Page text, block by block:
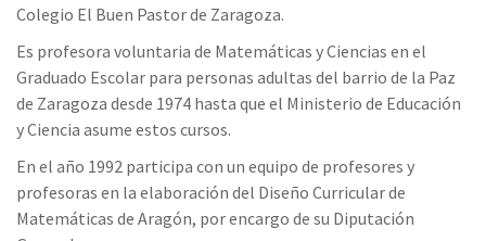
Colegio El Buen Pastor de Zaragoza.
Es profesora voluntaria de Matemáticas y Ciencias en el
Graduado Escolar para personas adultas del barrio de la Paz
de Zaragoza desde 1974 hasta que el Ministerio de Educación
y Ciencia asume estos cursos.
En el año 1992 participa con un equipo de profesores y
profesoras en la elaboración del Diseño Curricular de
Matemáticas de Aragón, por encargo de su Diputación